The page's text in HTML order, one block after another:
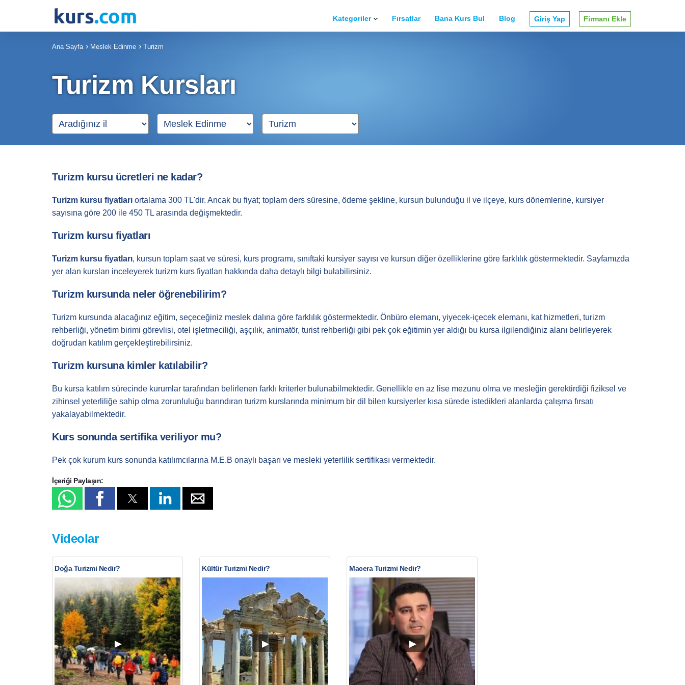
Kategoriler
Güzellik
Bilgisayar
Kişisel Gelişim
Hobi & El Sanatları
Sınavlara Hazırlık
Yaz Kursları
Fırsatlar Bana Kurs Bul Blog Giriş Yap Firmanı Ekle
Ana Sayfa Meslek Edinme Turizm
Turizm Kursları
Turizm kursu ücretleri ne kadar?
Turizm kursu fiyatları ortalama 300 TL'dir. Ancak bu fiyat; toplam ders süresine, ödeme şekline, kursun bulunduğu il ve ilçeye, kurs dönemlerine, kursiyer
sayısına göre 200 ile 450 TL arasında değişmektedir.
Turizm kursu fiyatları
Turizm kursu fiyatları, kursun toplam saat ve süresi, kurs programı, sınıftaki kursiyer sayısı ve kursun diğer özelliklerine göre farklılık göstermektedir. Sayfamızda
yer alan kursları inceleyerek turizm kurs fiyatları hakkında daha detaylı bilgi bulabilirsiniz.
Turizm kursunda neler öğrenebilirim?
Turizm kursunda alacağınız eğitim, seçeceğiniz meslek dalına göre farklılık göstermektedir. Önbüro elemanı, yiyecek-içecek elemanı, kat hizmetleri, turizm
rehberliği, yönetim birimi görevlisi, otel işletmeciliği, aşçılık, animatör, turist rehberliği gibi pek çok eğitimin yer aldığı bu kursa ilgilendiğiniz alanı belirleyerek
doğrudan katılım gerçekleştirebilirsiniz.
Turizm kursuna kimler katılabilir?
Bu kursa katılım sürecinde kurumlar tarafından belirlenen farklı kriterler bulunabilmektedir. Genellikle en az lise mezunu olma ve mesleğin gerektirdiği fiziksel ve
zihinsel yeterliliğe sahip olma zorunluluğu barındıran turizm kurslarında minimum bir dil bilen kursiyerler kısa sürede istedikleri alanlarda çalışma fırsatı
yakalayabilmektedir.
Kurs sonunda sertifika veriliyor mu?
Pek çok kurum kurs sonunda katılımcılarına M.E.B onaylı başarı ve mesleki yeterlilik sertifikası vermektedir.
İçeriği Paylaşın:
Videolar
Doğa Turizmi Nedir? Kültür Turizmi Nedir? Macera Turizmi Nedir?